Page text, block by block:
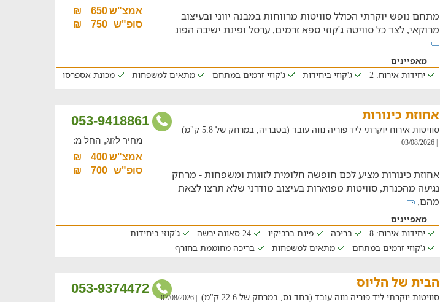
מתחם נופש יוקרתי הכולל סוויטות מרווחות במבנה יווני ובעיצוב
מרוקאי, לצד כל סוויטה ג'קוזי ספא זרמים, ערסל ופינת ישיבה הפונ
אמצ"ש650
₪
סופ"ש
750
₪
מאפיינים
יחידות אירוח: 2
ג'קוזי ביחידות ג'קוזי זרמים במתחם מתאים למשפחות מכונת אספרסו
053-9418861 אחוזת כינורות
סוויטות אירוח יוקרתי ליד פוריה נווה עובד (בטבריה, במרחק של 5.8 ק"מ)
| 03/08/2026
אחוזת כינורות מציע לכם חופשה חלומית לזוגות ומשפחות - מרחק
נגיעה מהכנרת, סוויטות מפוארות בעיצוב מודרני שלא תרצו לצאת
מהם,
מחיר לזוג, החל מ:
אמצ"ש400
₪
סופ"ש
700
₪
מאפיינים
יחידות אירוח: 8
בריכה פינת ברביקיו 24 סאונה יבשה
ג'קוזי ביחידות
ג'קוזי זרמים במתחם
מתאים למשפחות בריכה מחוממת בחורף
‏053-9374472 הבית של הליוס
סוויטות יוקרתי ליד פוריה נווה עובד (בחד נס, במרחק של 22.6 ק"מ) | 07/08/2026